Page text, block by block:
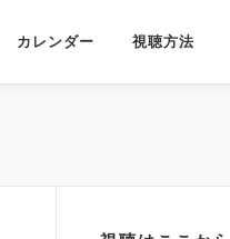
カレンダー 視聴方法